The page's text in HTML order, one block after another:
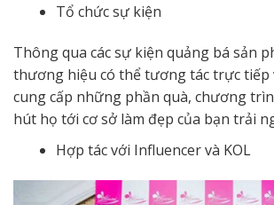
Tổ chức sự kiện
Thông qua các sự kiện quảng bá sản
thương hiệu có thể tương tác trực tiếp
cung cấp những phần quà, chương
hút họ tới cơ sở làm đẹp của bạn trải
Hợp tác với Influencer và KOL